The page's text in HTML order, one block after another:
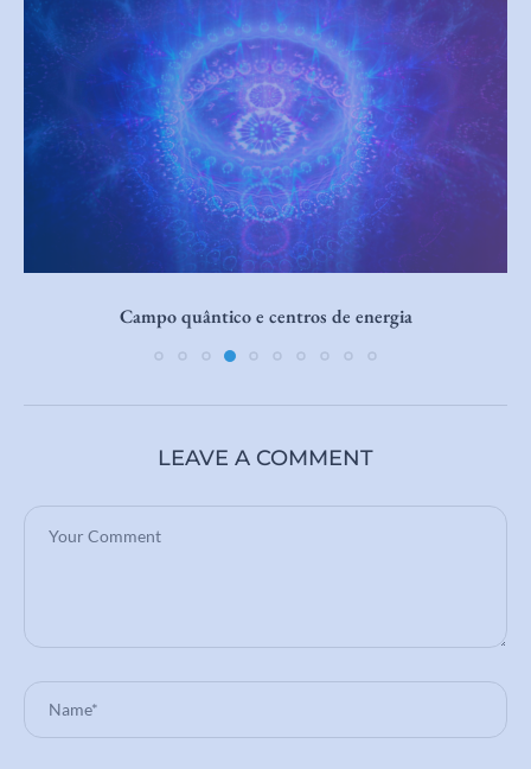
Sincronicidade entre duas pessoas:
LEAVE A COMMENT